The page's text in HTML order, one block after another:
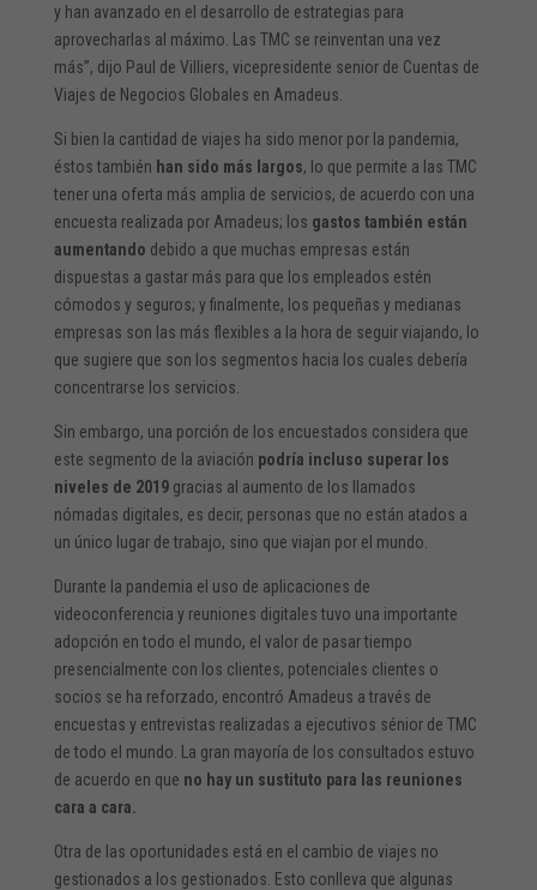
y han avanzado en el desarrollo de estrategias para
aprovecharlas al máximo. Las TMC se reinventan una vez
más”, dijo Paul de Villiers, vicepresidente senior de Cuentas de
Viajes de Negocios Globales en Amadeus.
Si bien la cantidad de viajes ha sido menor por la pandemia,
éstos también han sido más largos, lo que permite a las TMC
tener una oferta más amplia de servicios, de acuerdo con una
encuesta realizada por Amadeus; los gastos también están
aumentando debido a que muchas empresas están
dispuestas a gastar más para que los empleados estén
cómodos y seguros; y finalmente, los pequeñas y medianas
empresas son las más flexibles a la hora de seguir viajando, lo
que sugiere que son los segmentos hacia los cuales debería
concentrarse los servicios.
Sin embargo, una porción de los encuestados considera que
este segmento de la aviación podría incluso superar los
niveles de 2019gracias al aumento de los llamados
nómadas digitales, es decir, personas que no están atados a
un único lugar de trabajo, sino que viajan por el mundo.
Durante la pandemia el uso de aplicaciones de
videoconferencia y reuniones digitales tuvo una importante
adopción en todo el mundo, el valor de pasar tiempo
presencialmente con los clientes, potenciales clientes o
socios se ha reforzado, encontró Amadeus a través de
encuestas y entrevistas realizadas a ejecutivos sénior de TMC
de todo el mundo. La gran mayoría de los consultados estuvo
de acuerdo en que no hay un sustituto para las reuniones
cara a cara.
Otra de las oportunidades está en el cambio de viajes no
gestionados a los gestionados. Esto conlleva que algunas